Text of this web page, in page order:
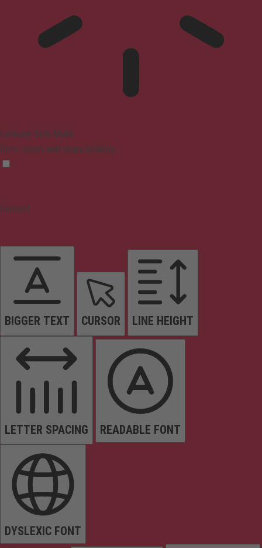
Epilepsy Safe Mode
Dims colors and stops blinking
Content
BIGGER TEXT CURSOR LINE HEIGHT
LETTER SPACING READABLE FONT
DYSLEXIC FONT